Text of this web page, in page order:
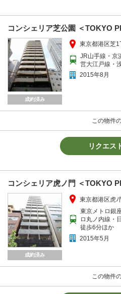
コンシェリア芝公園 ＜TOKYO
成約済み
この物件
東京都港区芝
JR山手線・京
営大江戸線・
2015年8月
リクエス
コンシェリア虎ノ門 ＜TOKYO
成約済み
この物件
東京都港区虎ﾉ
東京メトロ銀
ロ丸ノ内線・
徒歩6分ほか
2015年5月